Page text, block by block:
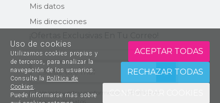
Mis datos
Mis direcciones
ENVIAR
He leído y estoy conforme con la Política de
Protección de Datos
Uso de cookies
Utilizamos cookies propias y
de terceros, para analizar la
navegación de los usuarios.
Consulte la Política de
Cookies .
Puede informarse más sobre
ACEPTAR TODAS
RECHAZAR TODAS
CONFIGURAR COOKIES